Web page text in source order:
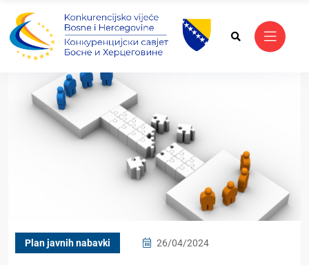
Plan javnih nabavki 26/04/2024